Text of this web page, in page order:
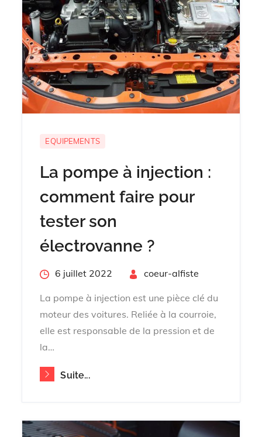
EQUIPEMENTS
La pompe à injection :
comment faire pour
tester son
électrovanne ?
Posted6 juillet 2022 coeur-alfiste
La pompe à injection est une pièce clé du
moteur des voitures. Reliée à la courroie,
elle est responsable de la pression et de
la…
Suite...